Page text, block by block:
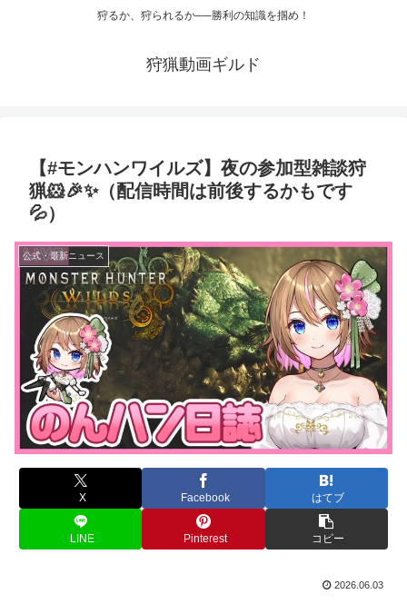
狩るか、狩られるか──勝利の知識を掴め！
狩猟動画ギルド
【#モンハンワイルズ】夜の参加型雑談狩
猟🐹🎉✨（配信時間は前後するかもです
💦）
公式・最新ニュース
X Facebook はてブ
LINE Pinterest コピー
2026.06.03